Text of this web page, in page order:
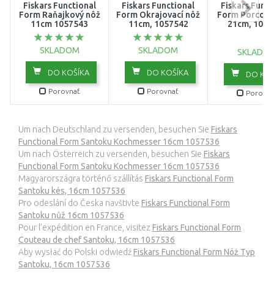
Fiskars Functional
Form Raňajkový nôž
11cm 1057543
SKLADOM
DO KOŠÍKA
Porovnať
Fiskars Functional
Form Okrajovací nôž
11cm, 1057542
SKLADOM
DO KOŠÍKA
Porovnať
Fiskars
Form
21cm,
DO
Um nach Deutschland zu versenden, besuchen Sie Fiskars
Functional Form Santoku Kochmesser 16cm 1057536
Um nach Österreich zu versenden, besuchen Sie Fiskars
Functional Form Santoku Kochmesser 16cm 1057536
Magyarországra történő szállítás Fiskars Functional Form
Santoku kés, 16cm 1057536
Pro odeslání do Česka navštivte Fiskars Functional Form
Santoku nůž 16cm 1057536
Pour l’expédition en France, visitez Fiskars Functional Form
Couteau de chef Santoku, 16cm 1057536
Aby wysłać do Polski odwiedźFiskars Functional Form Nóż Typ
Santoku, 16cm 1057536